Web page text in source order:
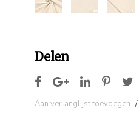
Delen
Aan verlanglijst toevoegen /